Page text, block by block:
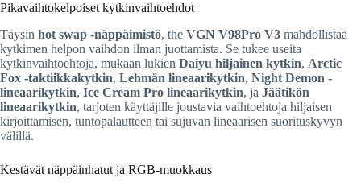
Pikavaihtokelpoiset kytkinvaihtoehdot
Täysin hot swap -näppäimistö, the VGN V98Pro V3 mahdollistaa
kytkimen helpon vaihdon ilman juottamista. Se tukee useita
kytkinvaihtoehtoja, mukaan lukien Daiyu hiljainen kytkin, Arctic
Fox -taktiikkakytkin, Lehmän lineaarikytkin, Night Demon -
lineaarikytkin, Ice Cream Pro lineaarikytkin, ja Jäätikön
lineaarikytkin, tarjoten käyttäjille joustavia vaihtoehtoja hiljaisen
kirjoittamisen, tuntopalautteen tai sujuvan lineaarisen suorituskyvyn
välillä.
Kestävät näppäinhatut ja RGB-muokkaus